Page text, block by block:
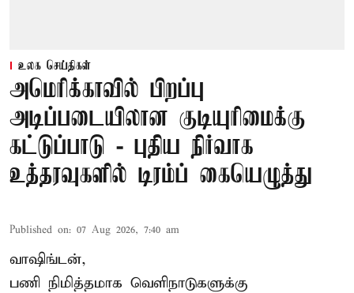
உலக செய்திகள்
அமெரிக்காவில் பிறப்பு
அடிப்படையிலான குடியுரிமைக்கு
கட்டுப்பாடு - புதிய நிர்வாக
உத்தரவுகளில் டிரம்ப் கையெழுத்து
Published on: 07 Aug 2026, 7:40 am
வாஷிங்டன்,
பணி நிமித்தமாக வெளிநாடுகளுக்கு